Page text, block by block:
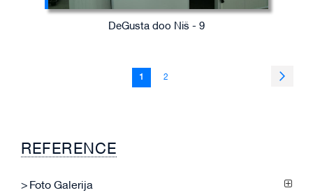
DeGusta doo Niš - 9
You're
1 Page
2
REFERENCE
Foto Galerija